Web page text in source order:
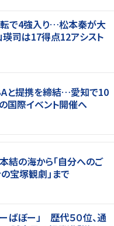
で4強入り…松本秦が大
司は17得点12アシスト
と提携を締結…愛知で10
国際イベント開催へ
結の海から「自分へのご
宝塚観劇」まで
ばぼー」 歴代５０位、通